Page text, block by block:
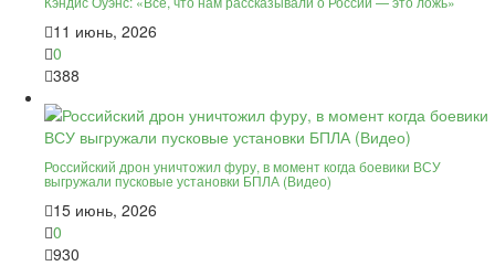
11 июнь, 2026
0
388
Российский дрон уничтожил фуру, в момент когда боевики ВСУ
выгружали пусковые установки БПЛА (Видео)
15 июнь, 2026
0
930